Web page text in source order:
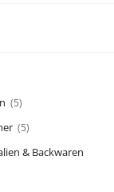
(5)
(5)
& Backwaren